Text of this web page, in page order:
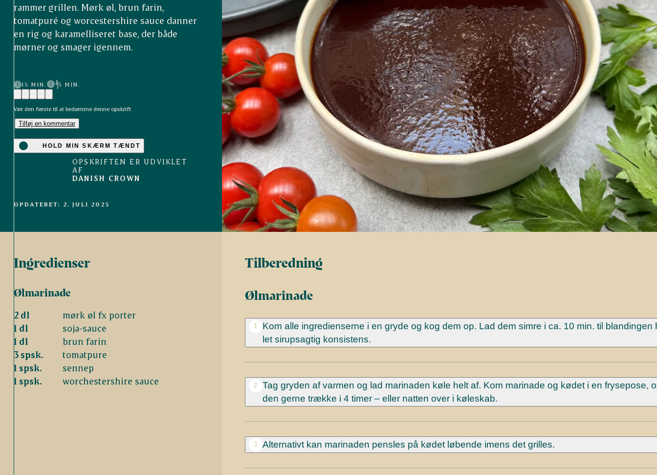
rammer grillen. Mørk øl, brun farin,
tomatpuré og worcestershire sauce danner
en rig og karamelliseret base, der både
mørner og smager igennem.
15 MIN. 5 MIN.
Vær den første til at bedømme denne opskrift
Tilføj en kommentar
HOLD MIN SKÆRM TÆNDT
OPSKRIFTEN ER UDVIKLET
AF
DANISH CROWN
OPDATERET: 2. JULI 2025
Ingredienser
Ølmarinade
2 dl
mørk øl fx porter
1 dl
soja-sauce
1 dl
brun farin
3 spsk.
tomatpure
1 spsk.
sennep
1 spsk.
worchestershire sauce
Tilberedning
Ølmarinade
1
Kom alle ingredienserne i en gryde og kog dem op. Lad dem simre i ca. 10 min. til blandingen
let sirupsagtig konsistens.
2
Tag gryden af varmen og lad marinaden køle helt af. Kom marinade og kødet i en frysepose,
den gerne trække i 4 timer – eller natten over i køleskab.
3 Alternativt kan marinaden pensles på kødet løbende imens det grilles.